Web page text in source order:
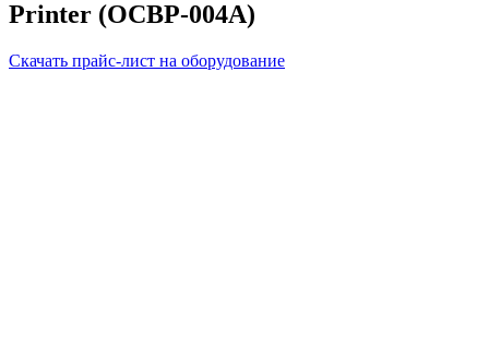
Printer (OCBP-004A)
Скачать прайс-лист на оборудование